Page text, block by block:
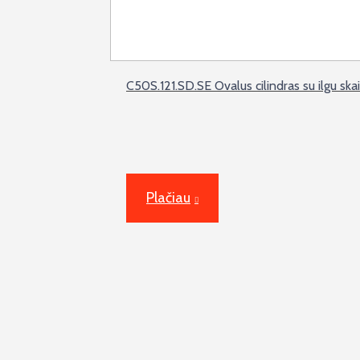
C50S.121.SD.SE Ovalus cilindras su ilgu
Plačiau